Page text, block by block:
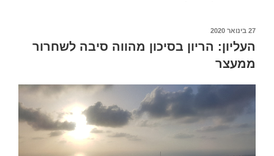
פורסם
27 בינואר 2020
העליון: הריון בסיכון מהווה סיבה לשחרור
ממעצר